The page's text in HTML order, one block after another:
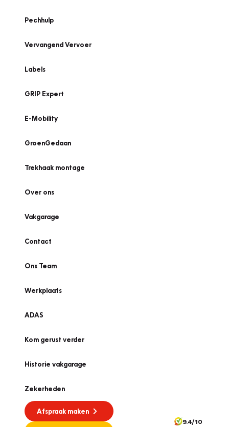
Pechhulp
Vervangend Vervoer
Labels
GRIP Expert
E-Mobility
GroenGedaan
Trekhaak montage
Over ons
Vakgarage
Contact
Ons Team
Werkplaats
ADAS
Kom gerust verder
Historie vakgarage
Zekerheden
Afspraak maken
9.4/10